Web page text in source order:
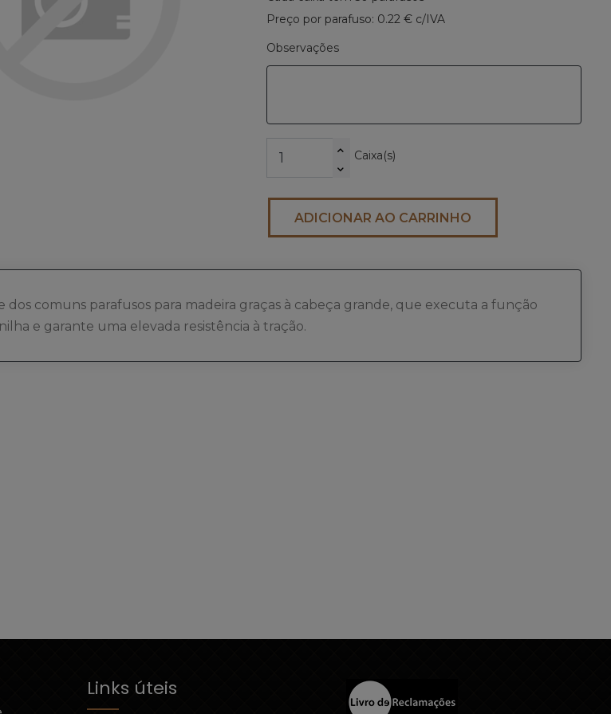
silmadieras.next
Preço por parafuso: 0.22 € c/IVA
Observações
Caixa(s)
ADICIONAR AO CARRINHO
dos comuns parafusos para madeira graças à cabeça grande, que executa a função
e garante uma elevada resistência à tração.
Links úteis